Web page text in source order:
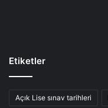
Etiketler
Açık Lise sınav tarihleri